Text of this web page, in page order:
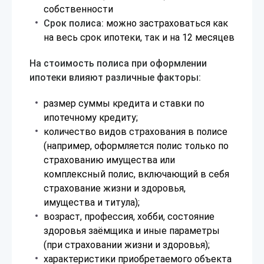
собственности
Срок полиса: можно застраховаться как
на весь срок ипотеки, так и на 12 месяцев
На стоимость полиса при оформлении
ипотеки влияют различные факторы:
размер суммы кредита и ставки по
ипотечному кредиту;
количество видов страхования в полисе
(например, оформляется полис только по
страхованию имущества или
комплексный полис, включающий в себя
страхование жизни и здоровья,
имущества и титула);
возраст, профессия, хобби, состояние
здоровья заёмщика и иные параметры
(при страховании жизни и здоровья);
характеристики приобретаемого объекта